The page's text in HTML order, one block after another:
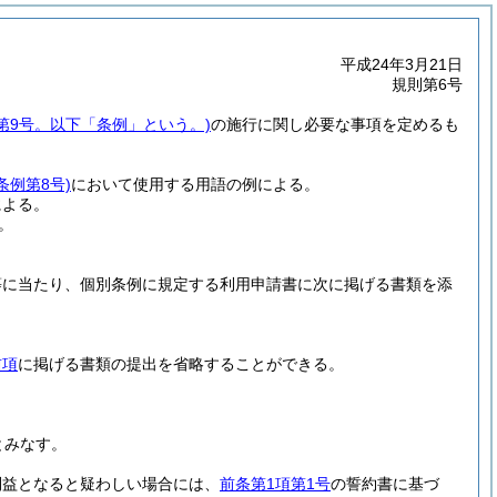
平成24年3月21日
規則第6号
9号。以下「条例」という。)の施行に関し必要な事項を定めるも
例第8号)において使用する用語の例による。
る。
当たり、個別条例に規定する利用申請書に次に掲げる書類を添
に掲げる書類の提出を省略することができる。
なす。
となると疑わしい場合には、 前条第1項第1号の誓約書に基づ